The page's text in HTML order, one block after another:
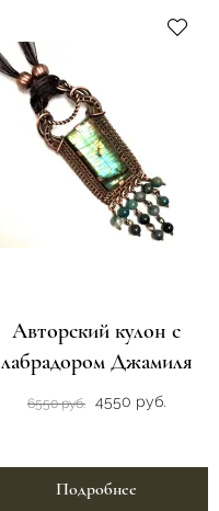
Авторский кулон с
лабрадором Джамиля
6550 руб. 4550 руб.
Подробнее